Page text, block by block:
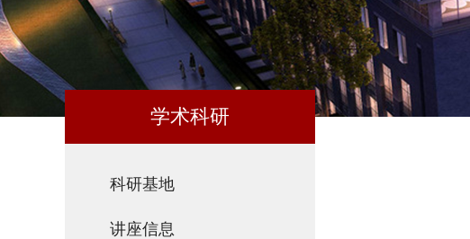
学术科研
科研基地
讲座信息